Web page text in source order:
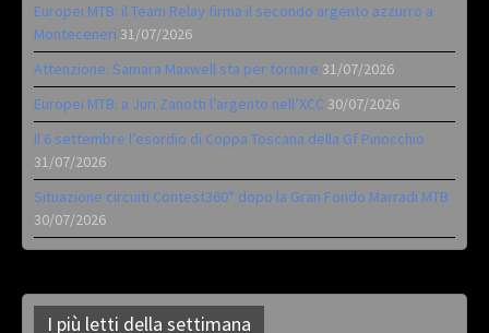
Europei MTB: il Team Relay firma il secondo argento azzurro a
Monteceneri 31/07/2026
Attenzione: Samara Maxwell sta per tornare 31/07/2026
Europei MTB: a Juri Zanotti l’argento nell’XCC 30/07/2026
Il 6 settembre l’esordio di Coppa Toscana della Gf Pinocchio
31/07/2026
Situazione circuiti Contest360° dopo la Gran Fondo Marradi MTB
30/07/2026
I più letti della settimana